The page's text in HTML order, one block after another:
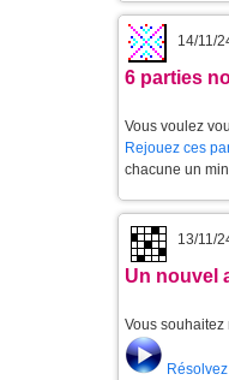
14/11/
6 parties
Vous voulez
Rejouez ces
chacune un
13/11/
Un nouvel
Vous souhaitez